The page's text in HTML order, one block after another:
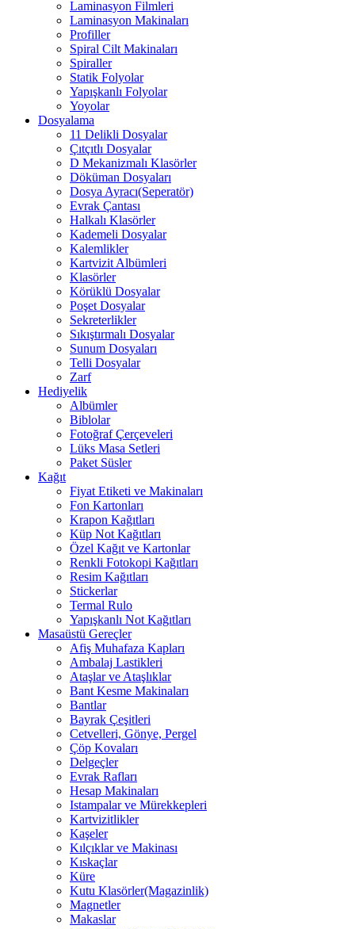
Laminasyon Filmleri
Laminasyon Makinaları
Profiller
Spiral Cilt Makinaları
Spiraller
Statik Folyolar
Yapışkanlı Folyolar
Yoyolar
Dosyalama
11 Delikli Dosyalar
Çıtçıtlı Dosyalar
D Mekanizmalı Klasörler
Döküman Dosyaları
Dosya Ayracı(Seperatör)
Evrak Çantası
Halkalı Klasörler
Kademeli Dosyalar
Kalemlikler
Kartvizit Albümleri
Klasörler
Körüklü Dosyalar
Poşet Dosyalar
Sekreterlikler
Sıkıştırmalı Dosyalar
Sunum Dosyaları
Telli Dosyalar
Zarf
Hediyelik
Albümler
Biblolar
Fotoğraf Çerçeveleri
Lüks Masa Setleri
Paket Süsler
Kağıt
Fiyat Etiketi ve Makinaları
Fon Kartonları
Krapon Kağıtları
Küp Not Kağıtları
Özel Kağıt ve Kartonlar
Renkli Fotokopi Kağıtları
Resim Kağıtları
Stickerlar
Termal Rulo
Yapışkanlı Not Kağıtları
Masaüstü Gereçler
Afiş Muhafaza Kapları
Ambalaj Lastikleri
Ataşlar ve Ataşlıklar
Bant Kesme Makinaları
Bantlar
Bayrak Çeşitleri
Cetvelleri, Gönye, Pergel
Çöp Kovaları
Delgeçler
Evrak Rafları
Hesap Makinaları
Istampalar ve Mürekkepleri
Kartvizitlikler
Kaşeler
Kılçıklar ve Makinası
Kıskaçlar
Küre
Kutu Klasörler(Magazinlik)
Magnetler
Makaslar